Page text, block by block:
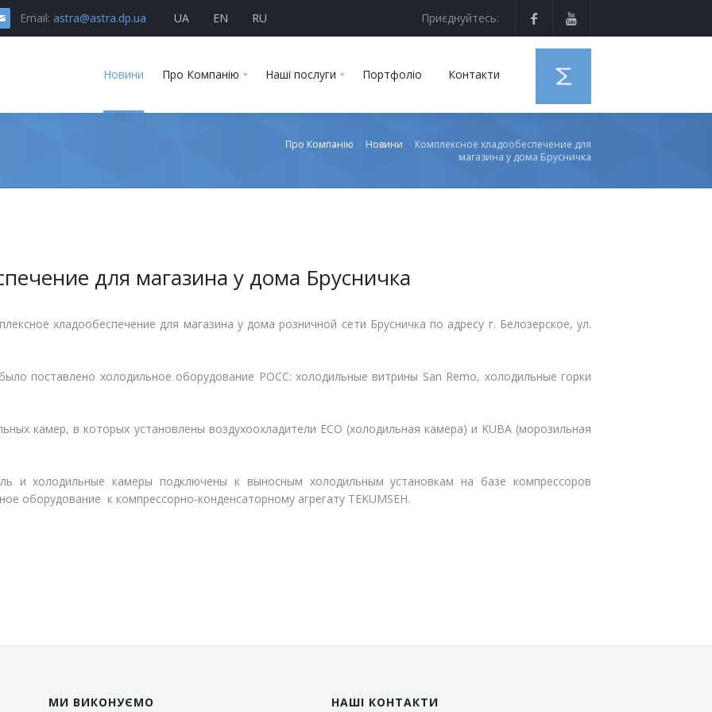
Email: astra@astra.dp.ua UA EN RU Приєднуйтесь:
Новини Про Компанію Наші послуги Портфоліо Контакти
Про Компанію Новини
Комплексное хладообеспечение для
магазина у дома Брусничка
для магазина у дома Брусничка
хладообеспечение для магазина у дома розничной сети Брусничка по адресу г. Белозерское, ул.
поставлено холодильное оборудование РОСС: холодильные витрины San Remo, холодильные горки
камер, в которых установлены воздухоохладители ECO (холодильная камера) и KUBA (морозильная
и холодильные камеры подключены к выносным холодильным установкам на базе компрессоров
оборудование к компрессорно-конденсаторному агрегату TEKUMSEH.
МИ ВИКОНУЄМО НАШІ КОНТАКТИ